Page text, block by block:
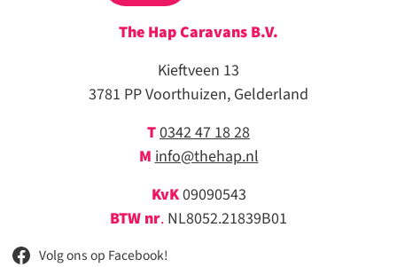
The Hap Caravans B.V.
Kieftveen 13
3781 PP Voorthuizen, Gelderland
T0342 47 18 28
Minfo@thehap.nl
KvK09090543
BTW nr. NL8052.21839B01
Volg ons op Facebook!